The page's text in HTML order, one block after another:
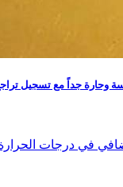
وحارة جداً مع تسجيل